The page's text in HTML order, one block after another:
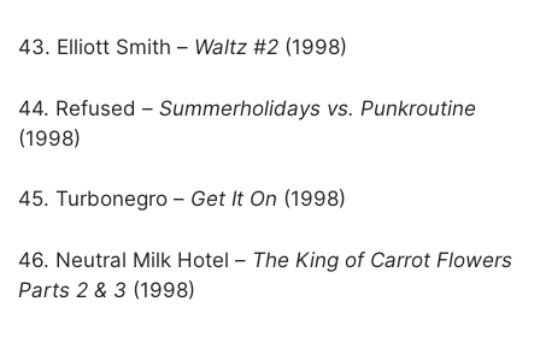
43. Elliott Smith – Waltz #2 (1998)
44. Refused – Summerholidays vs. Punkroutine
(1998)
45. Turbonegro – Get It On (1998)
46. Neutral Milk Hotel – The King of Carrot Flowers
Parts 2 & 3 (1998)